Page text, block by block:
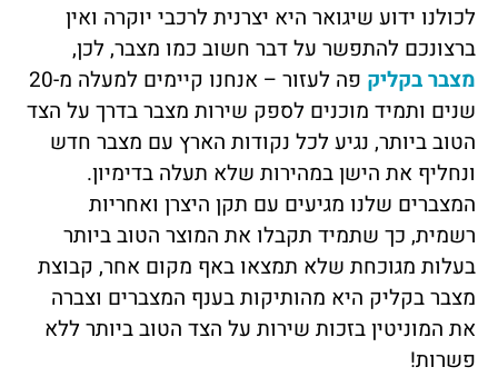
לכולנו ידוע שיגואר היא יצרנית לרכבי יוקרה ואין
ברצונכם להתפשר על דבר חשוב כמו מצבר, לכן,
מצבר בקליק
פה לעזור – אנחנו קיימים למעלה מ-20
שנים ותמיד מוכנים לספק שירות מצבר בדרך על הצד
הטוב ביותר, נגיע לכל נקודות הארץ עם מצבר חדש
ונחליף את הישן במהירות שלא תעלה בדימיון.
המצברים שלנו מגיעים עם תקן היצרן ואחריות
רשמית, כך שתמיד תקבלו את המוצר הטוב ביותר
בעלות מגוכחת שלא תמצאו באף מקום אחר, קבוצת
מצבר בקליק היא מהותיקות בענף המצברים וצברה
את המוניטין בזכות שירות על הצד הטוב ביותר ללא
פשרות!